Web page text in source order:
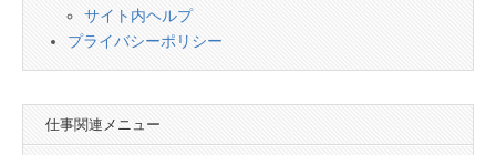
サイト内ヘルプ
プライバシーポリシー
仕事関連メニュー